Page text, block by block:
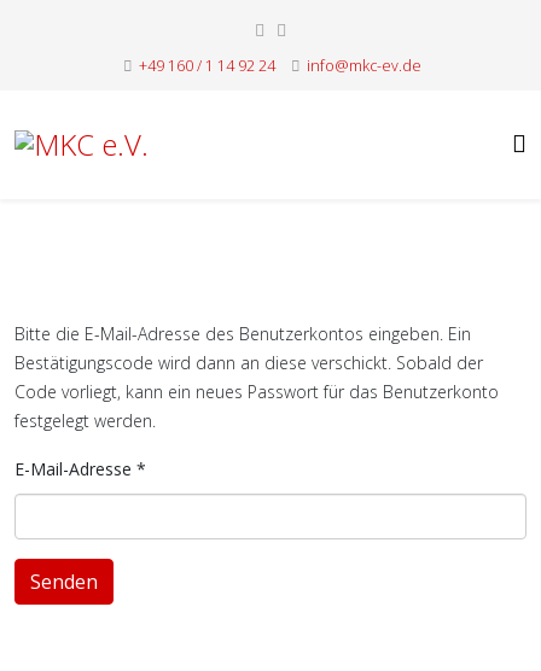
+49 160 / 1 14 92 24 info@mkc-ev.de
Bitte die E-Mail-Adresse des Benutzerkontos eingeben. Ein
Bestätigungscode wird dann an diese verschickt. Sobald der
Code vorliegt, kann ein neues Passwort für das Benutzerkonto
festgelegt werden.
E-Mail-Adresse *
Senden